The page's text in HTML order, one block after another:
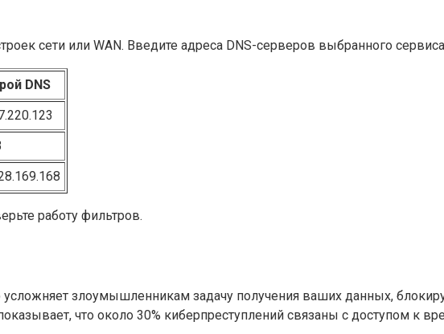
сети или WAN. Введите адреса DNS-серверов выбранного
DNS
работу фильтров.
усложняет злоумышленникам задачу получения ваших данных,
что около 30% киберпреступлений связаны с доступом к